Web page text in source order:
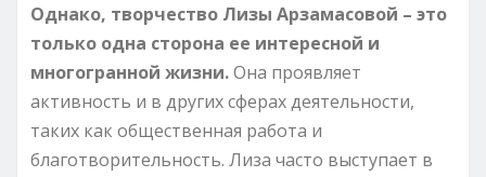
Однако, творчество Лизы Арзамасовой – это
только одна сторона ее интересной и
многогранной жизни.Она проявляет
активность и в других сферах деятельности,
таких как общественная работа и
благотворительность. Лиза часто выступает в